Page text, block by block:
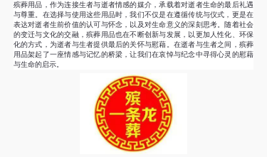
殡葬用品，作为连接生者与逝者情感的媒介，承载着对逝者生命的最后礼遇
与尊重。在选择与使用这些用品时，我们不仅是在遵循传统与仪式，更是在
表达对逝者生前价值的认可与怀念，以及对生命意义的深刻思考。随着社会
的变迁与文化的交融，殡葬用品也在不断创新与发展，以更加人性化、环保
化的方式，为逝者与生者提供最后的关怀与慰藉。在逝者与生者之间，殡葬
用品架起了一座情感与记忆的桥梁，让我们在哀悼与纪念中寻得心灵的慰藉
与生命的启示。